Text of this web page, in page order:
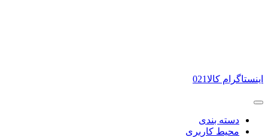
اینستاگرام کالا021
دسته بندی
محیط کاربری